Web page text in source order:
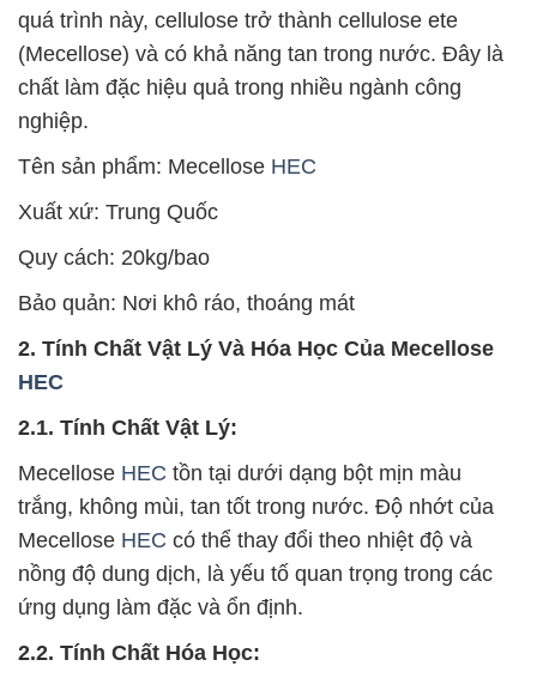
quá trình này, cellulose trở thành cellulose ete
(Mecellose) và có khả năng tan trong nước. Đây là
chất làm đặc hiệu quả trong nhiều ngành công
nghiệp.
Tên sản phẩm: Mecellose HEC
Xuất xứ: Trung Quốc
Quy cách: 20kg/bao
Bảo quản: Nơi khô ráo, thoáng mát
2. Tính Chất Vật Lý Và Hóa Học Của Mecellose
HEC
2.1. Tính Chất Vật Lý:
Mecellose HEC tồn tại dưới dạng bột mịn màu
trắng, không mùi, tan tốt trong nước. Độ nhớt của
Mecellose HEC có thể thay đổi theo nhiệt độ và
nồng độ dung dịch, là yếu tố quan trọng trong các
ứng dụng làm đặc và ổn định.
2.2. Tính Chất Hóa Học: